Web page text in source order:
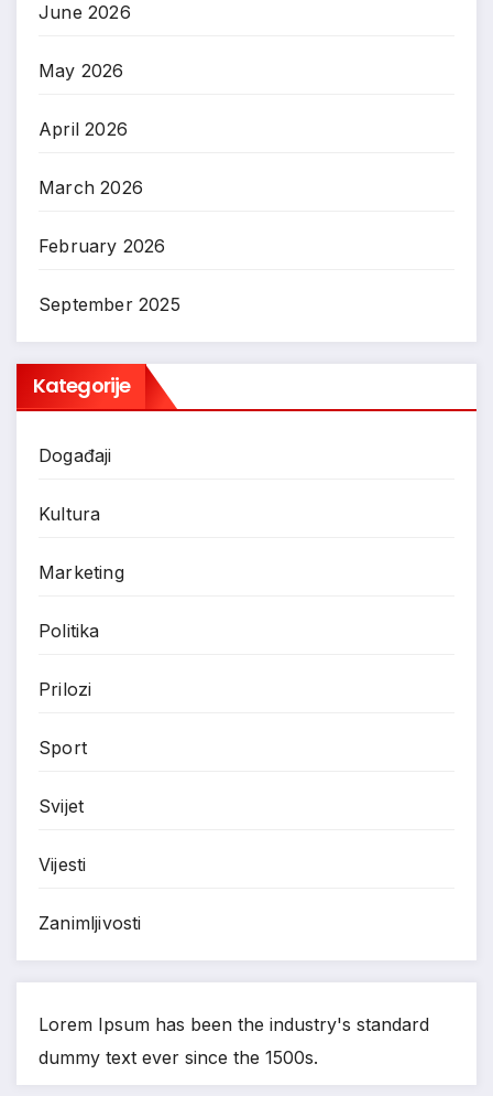
June 2026
May 2026
April 2026
March 2026
February 2026
September 2025
Kategorije
Događaji
Kultura
Marketing
Politika
Prilozi
Sport
Svijet
Vijesti
Zanimljivosti
Lorem Ipsum has been the industry's standard
dummy text ever since the 1500s.